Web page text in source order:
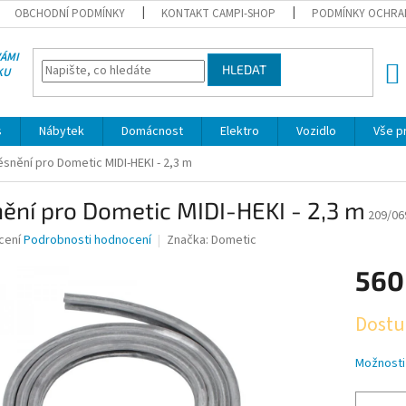
OBCHODNÍ PODMÍNKY KONTAKT CAMPI-SHOP PODMÍNKY
HLEDAT
Nábytek Domácnost Elektro Vozidlo
Vše
pro Dometic MIDI-HEKI - 2,3 m
pro Dometic MIDI-HEKI - 2,3 m 209/
Podrobnosti hodnocení Značka: Dometic
cena: